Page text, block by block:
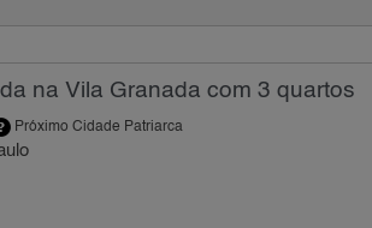
na Vila Granada com 3 quartos
Próximo Cidade Patriarca